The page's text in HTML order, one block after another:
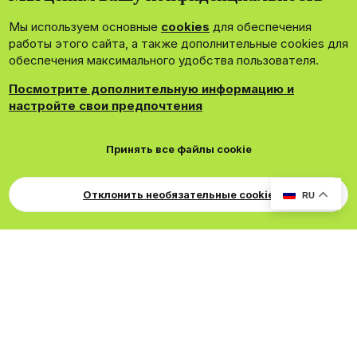
RU
Зарегистрироваться сейчас!
DohTheme
Cookies Russian Обратная связь
Поддержка
Для правообладателей
EN Soundmain
Условия и правила
Политика конфиденциальности
S
Мы используем основные cookies для обеспечения
работы этого сайта, а также дополнительные cookies для
обеспечения максимального удобства пользователя.
Посмотрите дополнительную информацию и
настройте свои предпочтения
Принять все файлы cookie
Отклонить необязательные cookie